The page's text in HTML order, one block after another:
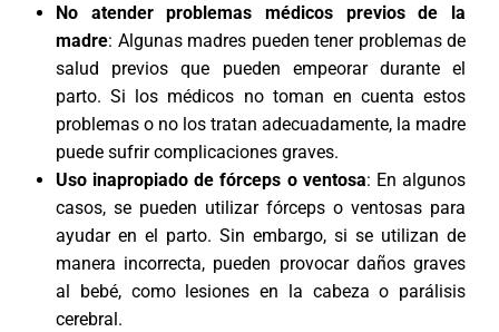
No atender problemas médicos previos de la
madre: Algunas madres pueden tener problemas de
salud previos que pueden empeorar durante el
parto. Si los médicos no toman en cuenta estos
problemas o no los tratan adecuadamente, la madre
puede sufrir complicaciones graves.
Uso inapropiado de fórceps o ventosa: En algunos
casos, se pueden utilizar fórceps o ventosas para
ayudar en el parto. Sin embargo, si se utilizan de
manera incorrecta, pueden provocar daños graves
al bebé, como lesiones en la cabeza o parálisis
cerebral.